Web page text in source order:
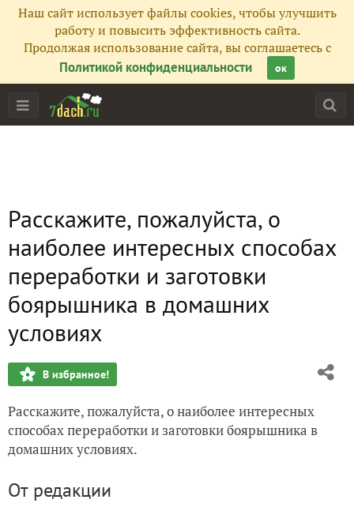
Наш сайт использует файлы cookies, чтобы улучшить
работу и повысить эффективность сайта.
Продолжая использование сайта, вы соглашаетесь с
Политикой конфиденциальности
ок
Расскажите, пожалуйста, о
наиболее интересных способах
переработки и заготовки
боярышника в домашних
условиях
В избранное!
Расскажите, пожалуйста, о наиболее интересных
способах переработки и заготовки боярышника в
домашних условиях.
От редакции